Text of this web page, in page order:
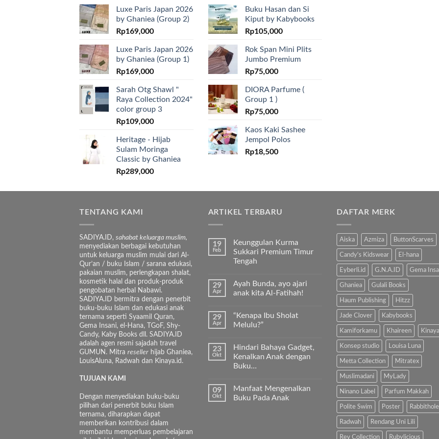
Luxe Paris Japan 2026
by Ghaniea (Group 2)
Rp169,000
Luxe Paris Japan 2026
by Ghaniea (Group 1)
Rp169,000
Sarah Otg Shawl "
Raya Collection 2024"
color group 3
Rp109,000
Heritage - Hijab
Sulam Moringa
Classic by Ghaniea
Rp289,000
Buku Hasan dan Si
Kiput by Kabybooks
Rp105,000
Rok Span Mini Plits
Jumbo Premium
Rp75,000
DIORA Parfume (
Group 1 )
Rp75,000
Kaos Kaki Sashee
Jempol Polos
Rp18,500
TENTANG KAMI
SADIYA.ID, sahabat keluarga muslim,
menyediakan berbagai kebutuhan
untuk keluarga muslim mulai dari Al-
Qur’an / buku Islam / sarana edukasi,
pakaian muslim, perlengkapan shalat,
kosmetik halal dan produk-produk
pengobatan herbal Nabawi.
SADIYA.ID bermitra dengan penerbit
buku-buku Islam dan edukasi anak
ternama seperti Syaamil Quran,
Gema Insani, el-Hana, TGoF, Shy-
Candy, Kaby Books dll. SADIYA.ID
adalah agen resmi sajadah travel
GUMUN. Mitra reseller hijab Ghaniea,
LouisAluna, Radwah dan Kinaya.id.
TUJUAN KAMI
Dengan menyediakan buku-buku
pilihan dari penerbit buku Islam
ternama, diharapkan dapat
memberikan kontribusi dalam
membantu memperluas pembelajaran
ARTIKEL TERBARU
19
Feb
Keunggulan Kurma
Sukkari Premium Timur
Tengah
komentar
Keunggulan
Premium
Timur
Tengah
29
Apr
Ayah Bunda, ayo ajari
anak kita Al-Fatihah!
komentar
pada
Ayah
ajari
anak
kita
Al-
29
Apr
“Kenapa Ibu Sholat
Melulu?”
komentar
pada
“Kenapa
Ibu
23
Okt
Hindari Bahaya Gadget,
Kenalkan Anak dengan
Buku…
komentar
pada
Hindari
09
Okt
Manfaat Mengenalkan
Buku Pada Anak
DAFTAR MERK
Aiska Azmiza ButtonScarves
Candy's Kidswear El-hana
Eyberli.id G.N.A.ID Gema
Ghaniea Gulali Books
Haum Publishing Hitzz
Jade Clover Kabybooks
Kamiforkamu Khaireen Kinaya
Konsep studio Louisa Luna
Metta Collection Mitratex
Muslimadani MyLady
Ninano Label Parfum Makkah
Polite Swim Poster Rabbithole
Radwah Rendang Uni Lili
Rev Collection Rubylicious